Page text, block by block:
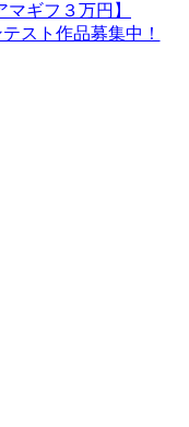
マギフ３万円】
スト作品募集中！